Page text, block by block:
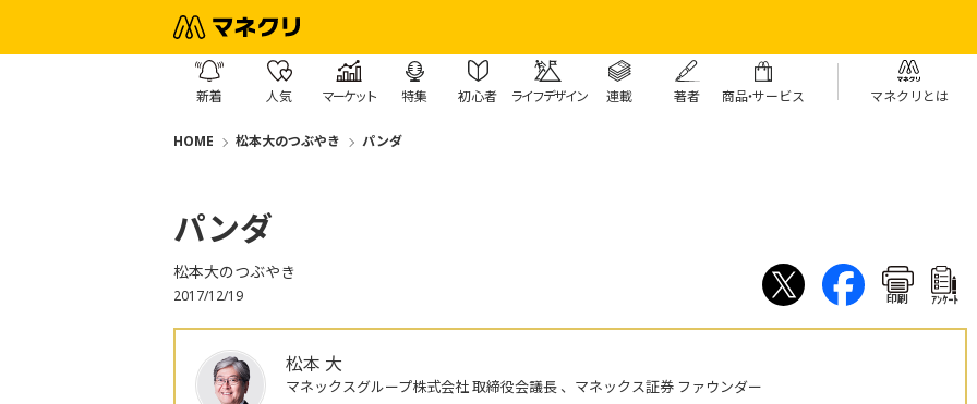
新着 人気 マーケット 特集 初心者 ライフデザイン 連載 著者 商品・サービス マネクリとは
HOME 松本大のつぶやき パンダ
パンダ
松本大のつぶやき
2017/12/19 印刷 ｱﾝｹｰﾄ
松本 大
マネックスグループ株式会社 取締役会議長 、マネックス証券 ファウンダー